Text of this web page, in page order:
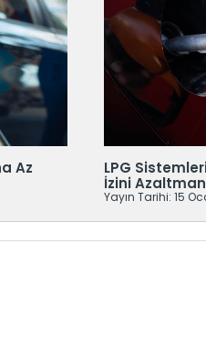
Az
LPG
İzini
Yayın Tarihi: 15